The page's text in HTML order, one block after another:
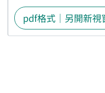
pdf格式｜另開新視